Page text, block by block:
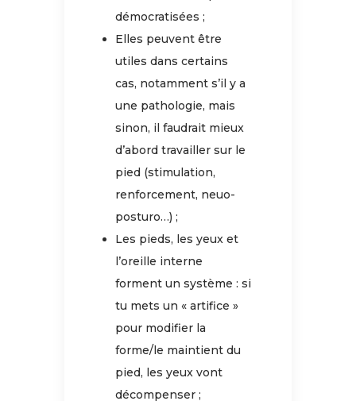
démocratisées ;
Elles peuvent être
utiles dans certains
cas, notamment s’il y a
une pathologie, mais
sinon, il faudrait mieux
d’abord travailler sur le
pied (stimulation,
renforcement, neuo-
posturo…) ;
Les pieds, les yeux et
l’oreille interne
forment un système : si
tu mets un « artifice »
pour modifier la
forme/le maintient du
pied, les yeux vont
décompenser ;